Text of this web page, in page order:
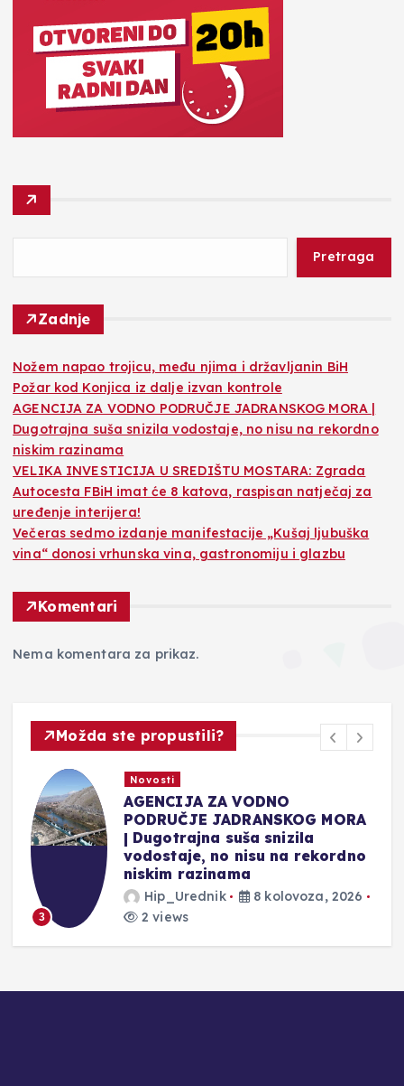
Pretraga
Zadnje
Nožem napao trojicu, među njima i državljanin BiH
Požar kod Konjica iz dalje izvan kontrole
AGENCIJA ZA VODNO PODRUČJE JADRANSKOG MORA |
Dugotrajna suša snizila vodostaje, no nisu na rekordno
niskim razinama
VELIKA INVESTICIJA U SREDIŠTU MOSTARA: Zgrada
Autocesta FBiH imat će 8 katova, raspisan natječaj za
uređenje interijera!
Večeras sedmo izdanje manifestacije „Kušaj ljubuška
vina“ donosi vrhunska vina, gastronomiju i glazbu
Komentari
Nema komentara za prikaz.
Možda ste propustili?
ZA VODNO
JADRANSKOG MORA
suša snizila
no nisu na rekordno
razinama
8 kolovoza, 2026
katova,